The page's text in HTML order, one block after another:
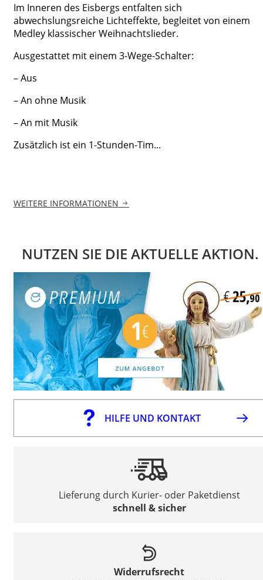
Im Inneren des Eisbergs entfalten sich
abwechslungsreiche Lichteffekte, begleitet von einem
Medley klassischer Weihnachtslieder.
Ausgestattet mit einem 3-Wege-Schalter:
– Aus
– An ohne Musik
– An mit Musik
Zusätzlich ist ein 1-Stunden-Tim...
WEITERE INFORMATIONEN
NUTZEN SIE DIE AKTUELLE AKTION.
HILFE UND KONTAKT
Lieferung durch Kurier- oder Paketdienst
schnell & sicher
Widerrufsrecht